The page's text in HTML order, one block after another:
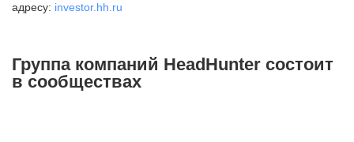
2-я Брестская ул., д. 48,
+7 495 980-64-27
адресу: investor.hh.ru
Группа компаний HeadHunter состоит
в сообществах